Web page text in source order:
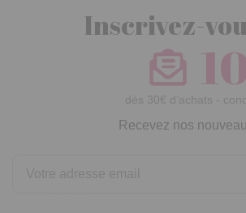
Inscrivez-
dès 30€ d’achats -
Recevez nos